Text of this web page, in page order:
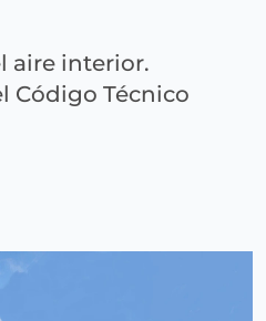
aire interior.
Código Técnico